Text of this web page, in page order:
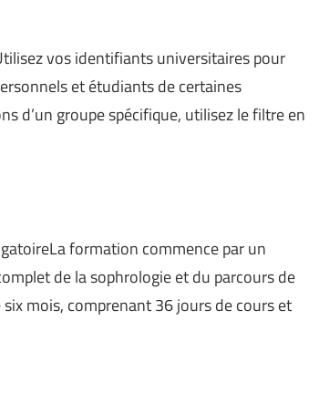
vos identifiants universitaires pour
et étudiants de certaines
d’un groupe spécifique, utilisez le filtre en
formation commence par un
de la sophrologie et du parcours de
mois, comprenant 36 jours de cours et